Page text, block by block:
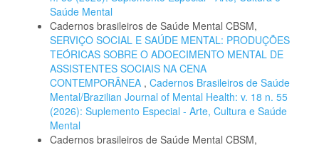
Saúde Mental
Cadernos brasileiros de Saúde Mental CBSM,
SERVIÇO SOCIAL E SAÚDE MENTAL: PRODUÇÕES
TEÓRICAS SOBRE O ADOECIMENTO MENTAL DE
ASSISTENTES SOCIAIS NA CENA
CONTEMPORÂNEA , Cadernos Brasileiros de Saúde
Mental/Brazilian Journal of Mental Health: v. 18 n. 55
(2026): Suplemento Especial - Arte, Cultura e Saúde
Mental
Cadernos brasileiros de Saúde Mental CBSM,